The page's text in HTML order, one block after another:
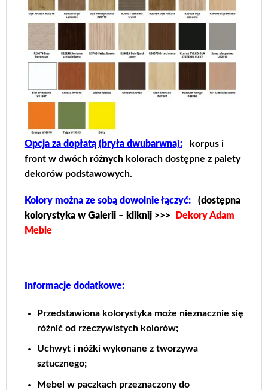
Opcja za dopłatą (bryła dwubarwna):korpus i
front w dwóch różnych kolorach dostępne z palety
dekorów podstawowych.
Kolory można ze sobą dowolnie łączyć:(dostępna
kolorystyka w Galerii – kliknij >>>
Dekory Adam
Meble
Informacje dodatkowe:
Przedstawiona kolorystyka może nieznacznie się
różnić od rzeczywistych kolorów;
Uchwyt i nóżki wykonane z tworzywa
sztucznego;
Mebel w paczkach przeznaczony do